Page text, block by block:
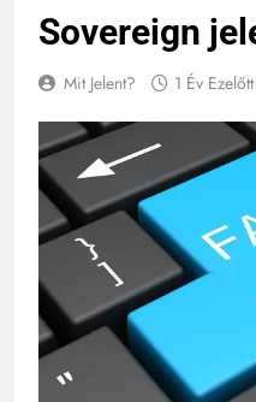
Sovereign
Mit Jelent? 1 Év Ezelőtt